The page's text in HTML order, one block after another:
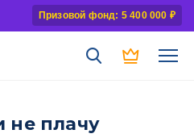
Призовой фонд: 5 400 000 ₽
не плачу